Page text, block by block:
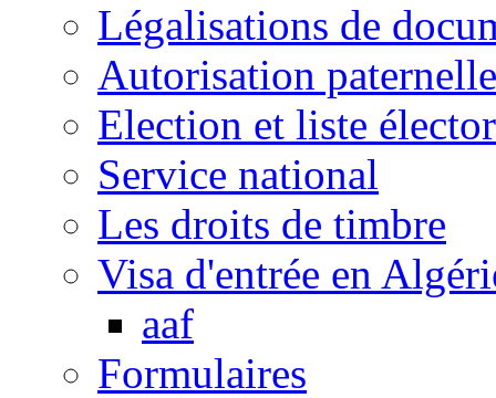
Légalisations de
Autorisation paternelle
Election et liste
Service national
Les droits de timbre
Visa d'entrée en
aaf
Formulaires